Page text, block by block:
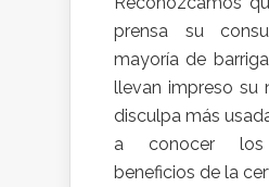
prensa su
mayoría de
llevan impreso su
disculpa más
a conocer los
beneficios de la